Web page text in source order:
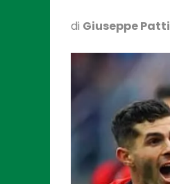
di Giuseppe Patti